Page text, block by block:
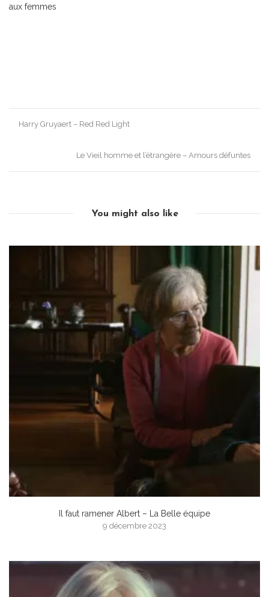
aux femmes
Post
Harry Gruyaert – Red Red Light
Le Vieil homme et l’étrangère – Amours défuntes
You might also like
Il faut ramener Albert – La Belle équipe
9 décembre 2023